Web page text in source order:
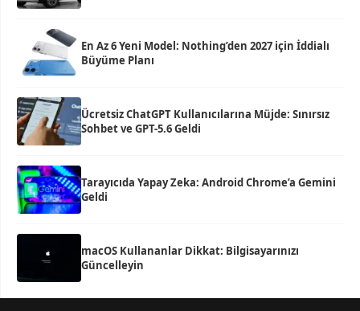
En Az 6 Yeni Model: Nothing’den 2027 için İddialı
Büyüme Planı
Ücretsiz ChatGPT Kullanıcılarına Müjde: Sınırsız
Sohbet ve GPT-5.6 Geldi
Tarayıcıda Yapay Zeka: Android Chrome’a Gemini
Geldi
macOS Kullananlar Dikkat: Bilgisayarınızı
Güncelleyin